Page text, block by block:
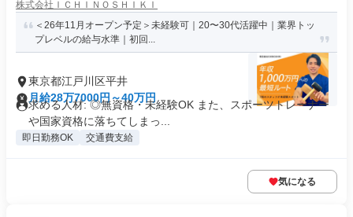
株式会社ＩＣＨＩＮＯＳＨＩＫＩ
＜26年11月オープン予定＞未経験可｜20〜30代活躍中｜業界トッ
プレベルの給与水準｜初回...
東京都江戸川区平井
月給28万7000円～40万円
求める人材: ◎無資格・未経験OK また、スポーツトレーナー
や国家資格に落ちてしまっ...
即日勤務OK 交通費支給
気になる